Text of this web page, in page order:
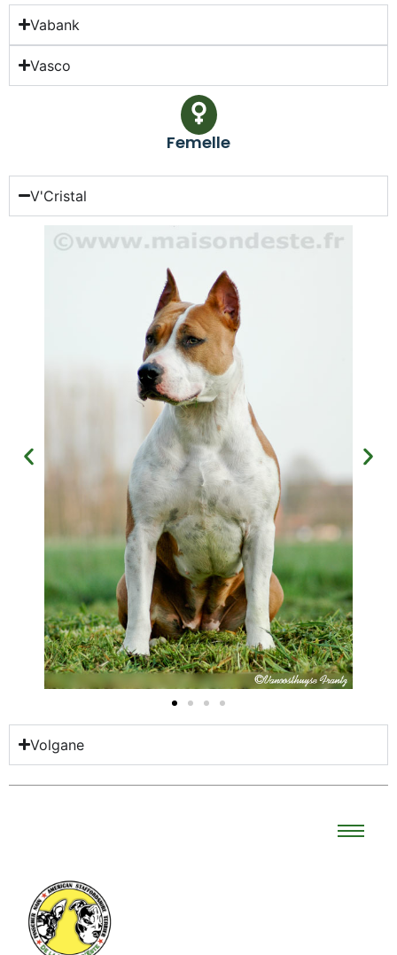
Vabank
Vasco
Femelle
V'Cristal
Volgane